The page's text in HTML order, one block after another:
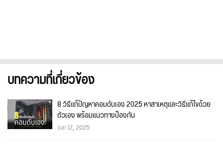
บทความที่เกี่ยวข้อง
8 วิธีแก้ปัญหาคอมดับเอง 2025 หาสาเหตุและวิธีแก้ไขด้วย
ตัวเอง พร้อมแนวทางป้องกัน
Jun 12, 2025